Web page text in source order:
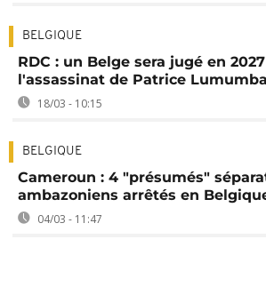
BELGIQUE
RDC : un Belge sera jugé en
l'assassinat de Patrice Lumumba
18/03 - 10:15
BELGIQUE
Cameroun : 4 "présumés"
ambazoniens arrêtés en
04/03 - 11:47